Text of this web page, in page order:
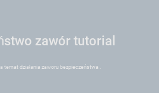
zawór tutorial
temat działania zaworu bezpieczeństwa .